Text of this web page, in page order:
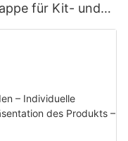
für Kit- und
Verpackung